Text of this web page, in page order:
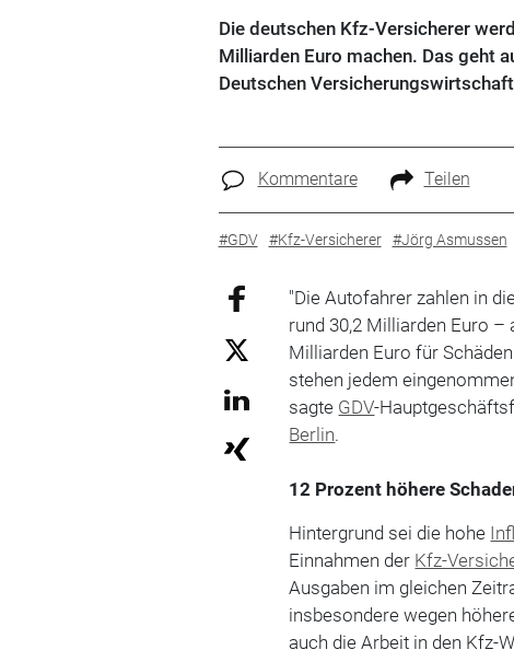
Die deutschen Kfz-Versicherer
Milliarden Euro machen. Das geht
Deutschen
Kommentare Teilen
#GDV #Kfz-Versicherer #Jörg Asmussen
"Die Autofahrer zahlen in
rund 30,2 Milliarden Euro –
Milliarden Euro für
stehen jedem
sagte GDV-
Berlin.
12 Prozent höhere
Hintergrund sei die hohe
Einnahmen der Kfz-
Ausgaben im gleichen
insbesondere wegen
auch die Arbeit in den Kfz-